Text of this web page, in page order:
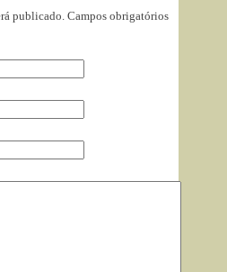
publicado. Campos obrigatórios